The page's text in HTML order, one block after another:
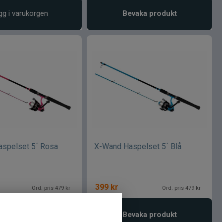
i varukorgen Bevaka produkt
5´ Rosa
Ord. pris 479 kr
X-Wand Haspelset 5´ Blå
399 kr Ord. pris 479 kr
Bevaka produkt